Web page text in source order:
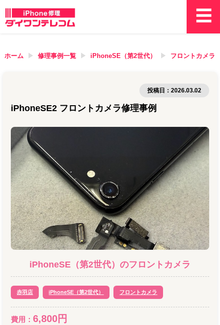
ホーム 修理事例一覧 iPhoneSE（第2世代） フロントカメラ
iPhoneSE2 フロントカメラ修理事例
投稿日： 2026.03.02
iPhoneSE（第2世代） のフロントカメラ
赤羽店 iPhoneSE（第2世代） フロントカメラ
費用：6,800円